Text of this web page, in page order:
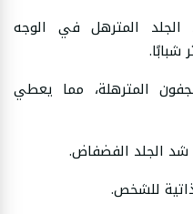
الجلد المترهل في الوجه
المترهلة، مما يعطي
الجلد الفضفاض.
للشخص.